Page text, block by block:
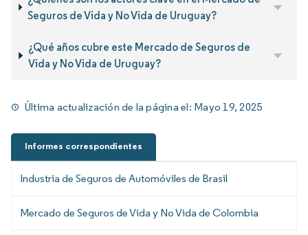
Seguros de Vida y No Vida de Uruguay?
¿Qué años cubre este Mercado de Seguros de
Vida y No Vida de Uruguay?
Última actualización de la página el: Mayo 19, 2025
Informes correspondientes
Industria de Seguros de Automóviles de Brasil
Mercado de Seguros de Vida y No Vida de Colombia